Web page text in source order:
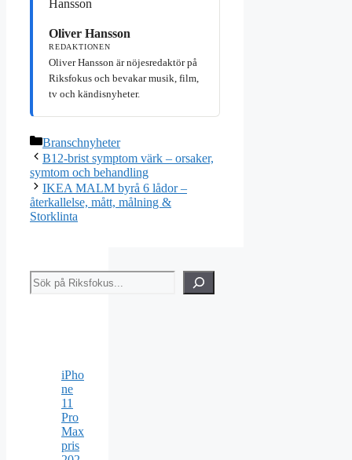
Oliver Hansson
REDAKTIONEN
Oliver Hansson är nöjesredaktör på
Riksfokus och bevakar musik, film,
tv och kändisnyheter.
Kategorier
Branschnyheter
B12-brist symptom värk – orsaker,
symtom och behandling
IKEA MALM byrå 6 lådor –
återkallelse, mått, målning &
Storklinta
Sök
iPho
ne
11
Pro
Max
pris